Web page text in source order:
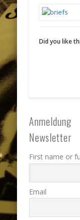
Did you like
Anmeldung
Newsletter
First name or
Email